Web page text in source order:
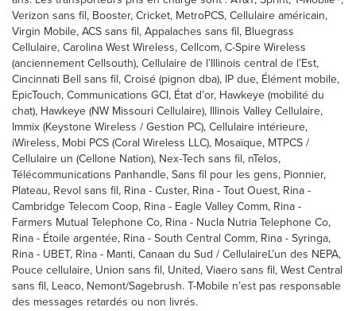
Verizon sans fil, Booster, Cricket, MetroPCS, Cellulaire américain,
Virgin Mobile, ACS sans fil, Appalaches sans fil, Bluegrass
Cellulaire, Carolina West Wireless, Cellcom, C-Spire Wireless
(anciennement Cellsouth), Cellulaire de l’Illinois central de l’Est,
Cincinnati Bell sans fil, Croisé (pignon dba), IP due, Élément mobile,
EpicTouch, Communications GCI, État d’or, Hawkeye (mobilité du
chat), Hawkeye (NW Missouri Cellulaire), Illinois Valley Cellulaire,
Immix (Keystone Wireless / Gestion PC), Cellulaire intérieure,
iWireless, Mobi PCS (Coral Wireless LLC), Mosaïque, MTPCS /
Cellulaire un (Cellone Nation), Nex-Tech sans fil, nTelos,
Télécommunications Panhandle, Sans fil pour les gens, Pionnier,
Plateau, Revol sans fil, Rina - Custer, Rina - Tout Ouest, Rina -
Cambridge Telecom Coop, Rina - Eagle Valley Comm, Rina -
Farmers Mutual Telephone Co, Rina - Nucla Nutria Telephone Co,
Rina - Étoile argentée, Rina - South Central Comm, Rina - Syringa,
Rina - UBET, Rina - Manti, Canaan du Sud / CellulaireL’un des NEPA,
Pouce cellulaire, Union sans fil, United, Viaero sans fil, West Central
sans fil, Leaco, Nemont/Sagebrush. T-Mobile n’est pas responsable
des messages retardés ou non livrés.